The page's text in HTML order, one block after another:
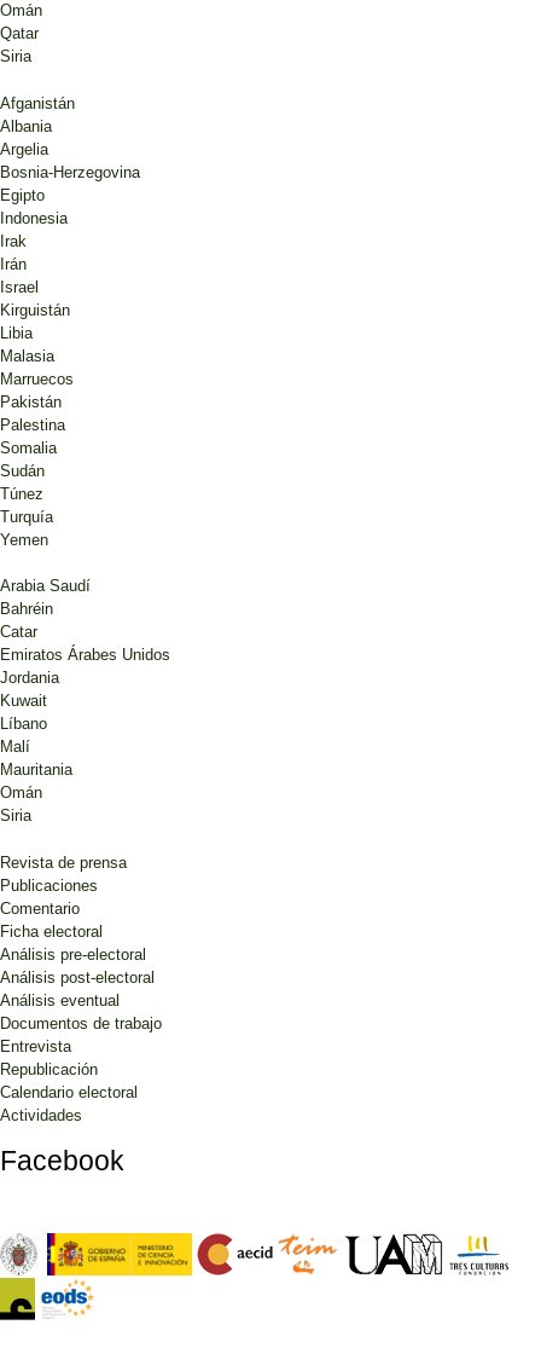
Omán
Qatar
Siria
Afganistán
Albania
Argelia
Bosnia-Herzegovina
Egipto
Indonesia
Irak
Irán
Israel
Kirguistán
Libia
Malasia
Marruecos
Pakistán
Palestina
Somalia
Sudán
Túnez
Turquía
Yemen
Arabia Saudí
Bahréin
Catar
Emiratos Árabes Unidos
Jordania
Kuwait
Líbano
Malí
Mauritania
Omán
Siria
Revista de prensa
Publicaciones
Comentario
Ficha electoral
Análisis pre-electoral
Análisis post-electoral
Análisis eventual
Documentos de trabajo
Entrevista
Republicación
Calendario electoral
Actividades
Facebook